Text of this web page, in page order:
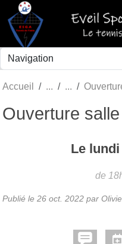
Accueil
Ouverture
Le lundi
de
Publié le 26 oct. 2022 par
Panneau de gestion des